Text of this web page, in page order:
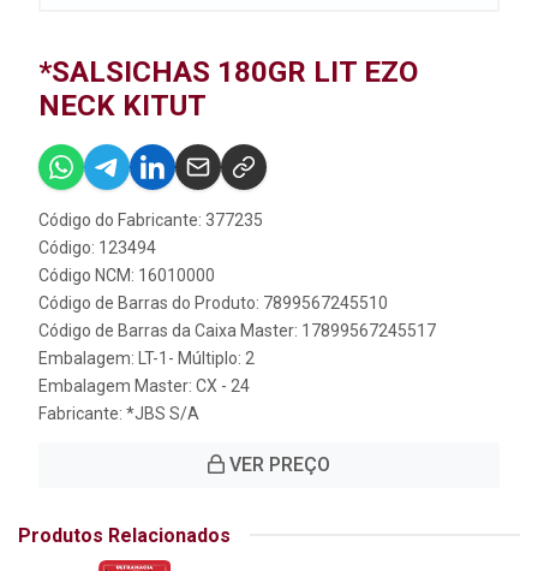
*SALSICHAS 180GR LIT EZO
NECK KITUT
Código do Fabricante: 377235
Código: 123494
Código NCM: 16010000
Código de Barras do Produto: 7899567245510
Código de Barras da Caixa Master: 17899567245517
Embalagem: LT-1- Múltiplo: 2
Embalagem Master: CX - 24
Fabricante: *JBS S/A
VER PREÇO
Produtos Relacionados